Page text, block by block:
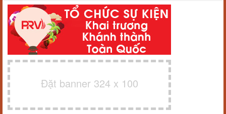
Đặt banner 324 x 100